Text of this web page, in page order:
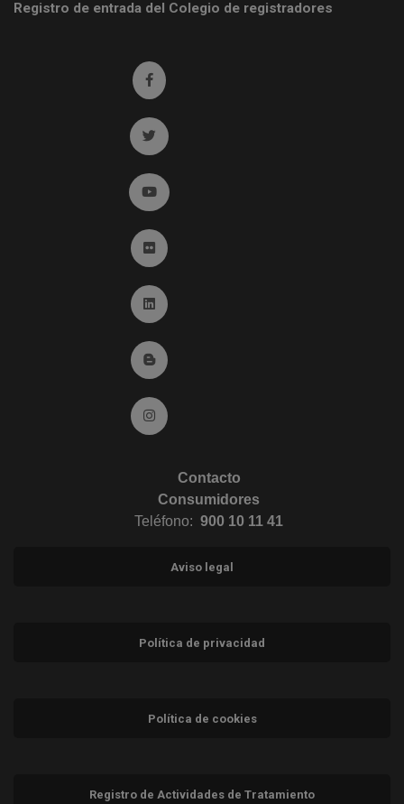
Registro de entrada del Colegio de registradores
Ir a facebook (abre en ventana nueva)
Ir a twitter (abre en ventana nueva)
Ir a YouTube (abre en ventana nueva)
Ir a Flickr (abre en ventana nueva)
Ir a Linkedin (abre en ventana nueva)
Ir al Blog (abre en ventana nueva)
Ir a Instagram (abre en ventana nueva)
Contacto
Consumidores
Teléfono: 900 10 11 41
Aviso legal
Política de privacidad
Política de cookies
Registro de Actividades de Tratamiento